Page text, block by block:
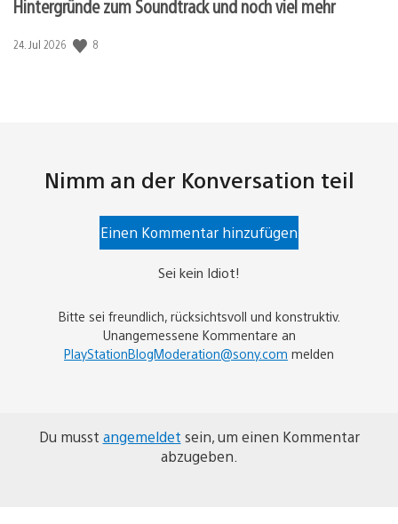
Hintergründe zum Soundtrack und noch viel mehr
Veröffentlichungsdatum:
24. Jul 2026 8
Nimm an der Konversation teil
Einen Kommentar hinzufügen
Sei kein Idiot!
Bitte sei freundlich, rücksichtsvoll und konstruktiv.
Unangemessene Kommentare an
PlayStationBlogModeration@sony.com melden
Du musst angemeldet sein, um einen Kommentar
abzugeben.